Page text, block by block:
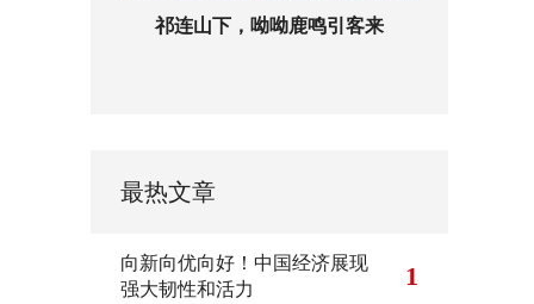
祁连山下，呦呦鹿鸣引客来
最热文章
向新向优向好！中国经济展现
强大韧性和活力
1